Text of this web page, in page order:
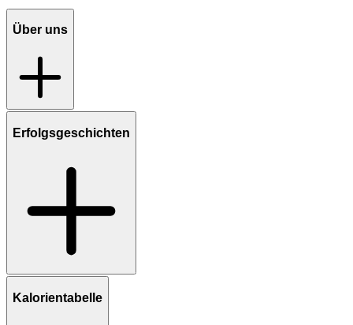
Über uns
Erfolgsgeschichten
Kalorientabelle